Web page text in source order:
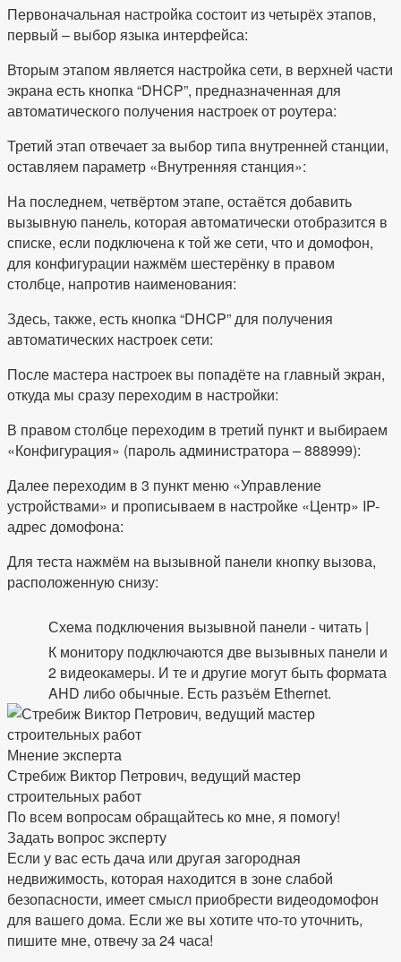
Первоначальная настройка состоит из четырёх этапов,
первый – выбор языка интерфейса:
Вторым этапом является настройка сети, в верхней части
экрана есть кнопка “DHCP”, предназначенная для
автоматического получения настроек от роутера:
Третий этап отвечает за выбор типа внутренней станции,
оставляем параметр «Внутренняя станция»:
На последнем, четвёртом этапе, остаётся добавить
вызывную панель, которая автоматически отобразится в
списке, если подключена к той же сети, что и домофон,
для конфигурации нажмём шестерёнку в правом
столбце, напротив наименования:
Здесь, также, есть кнопка “DHCP” для получения
автоматических настроек сети:
После мастера настроек вы попадёте на главный экран,
откуда мы сразу переходим в настройки:
В правом столбце переходим в третий пункт и выбираем
«Конфигурация» (пароль администратора – 888999):
Далее переходим в 3 пункт меню «Управление
устройствами» и прописываем в настройке «Центр» IP-
адрес домофона:
Для теста нажмём на вызывной панели кнопку вызова,
расположенную снизу:
Схема подключения вызывной панели - читать |
К монитору подключаются две вызывных панели и
2 видеокамеры. И те и другие могут быть формата
AHD либо обычные. Есть разъём Ethernet.
Мнение эксперта
Стребиж Виктор Петрович, ведущий мастер
строительных работ
По всем вопросам обращайтесь ко мне, я помогу!
Задать вопрос эксперту
Если у вас есть дача или другая загородная
недвижимость, которая находится в зоне слабой
безопасности, имеет смысл приобрести видеодомофон
для вашего дома. Если же вы хотите что-то уточнить,
пишите мне, отвечу за 24 часа!